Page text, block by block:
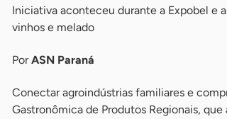
Iniciativa aconteceu durante a Expobel e
vinhos e melado
PorASN Paraná
Conectar agroindústrias familiares e
Gastronômica de Produtos Regionais,